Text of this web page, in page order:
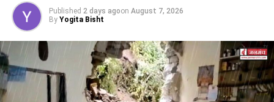
मजदूरी का प्रावधान भी किया गया है।
Published 2 days agoon August 7, 2026
By Yogita Bisht